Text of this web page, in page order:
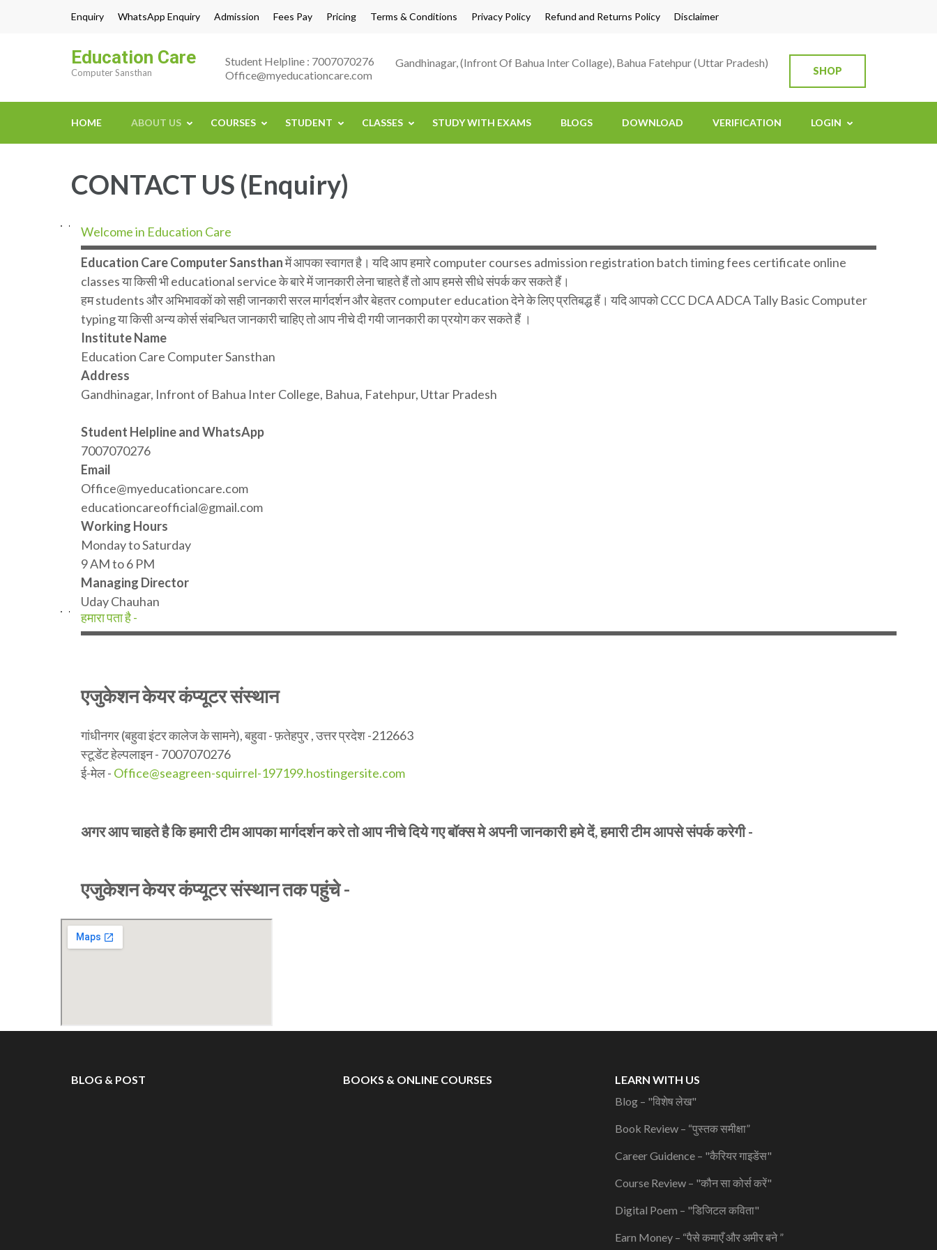
Enquiry WhatsApp Enquiry Admission Fees Pay Pricing Terms & Conditions Privacy Policy Refund and Returns Policy Disclaimer
Education Care
Computer Sansthan SHOP
Gandhinagar, (Infront Of Bahua Inter Collage), Bahua Fatehpur (Uttar Pradesh)
Student Helpline : 7007070276
Office@myeducationcare.com
HOME ABOUT US COURSES STUDENT CLASSES STUDY WITH EXAMS BLOGS DOWNLOAD VERIFICATION LOGIN
CONTACT US (Enquiry)
Welcome in Education Care
Education Care Computer Sansthanमें आपका स्वागत है। यदि आप हमारे computer courses admission registration batch timing fees certificate online
classes या किसी भी educational service के बारे में जानकारी लेना चाहते हैं तो आप हमसे सीधे संपर्क कर सकते हैं।
हम students और अभिभावकों को सही जानकारी सरल मार्गदर्शन और बेहतर computer education देने के लिए प्रतिबद्ध हैं। यदि आपको CCC DCA ADCA Tally Basic Computer
typing या किसी अन्य कोर्स संबन्धित जानकारी चाहिए तो आप नीचे दी गयी जानकारी का प्रयोग कर सकते हैं ।
Institute Name
Education Care Computer Sansthan
Address
Gandhinagar, Infront of Bahua Inter College, Bahua, Fatehpur, Uttar Pradesh
Student Helpline and WhatsApp
7007070276
Email
Office@myeducationcare.com
educationcareofficial@gmail.com
Working Hours
Monday to Saturday
9 AM to 6 PM
Managing Director
Uday Chauhan
हमारा पता है -
एजुकेशन केयर कंप्यूटर संस्थान
गांधीनगर (बहुवा इंटर कालेज के सामने), बहुवा - फ़तेहपुर , उत्तर प्रदेश -212663
स्टूडेंट हेल्पलाइन - 7007070276
ई-मेल - Office@seagreen-squirrel-197199.hostingersite.com
अगर आप चाहते है कि हमारी टीम आपका मार्गदर्शन करे तो आप नीचे दिये गए बॉक्स मे अपनी जानकारी हमे दें, हमारी टीम आपसे संपर्क करेगी -
एजुकेशन केयर कंप्यूटर संस्थान तक पहुंचे -
BLOG & POST BOOKS & ONLINE COURSES
LEARN WITH US
Blog – "विशेष लेख"
Book Review – “पुस्तक समीक्षा”
Career Guidence – "कैरियर गाइडेंस"
Course Review – "कौन सा कोर्स करें"
Digital Poem – "डिजिटल कविता"
Earn Money – “पैसे कमाएँ और अमीर बने ”